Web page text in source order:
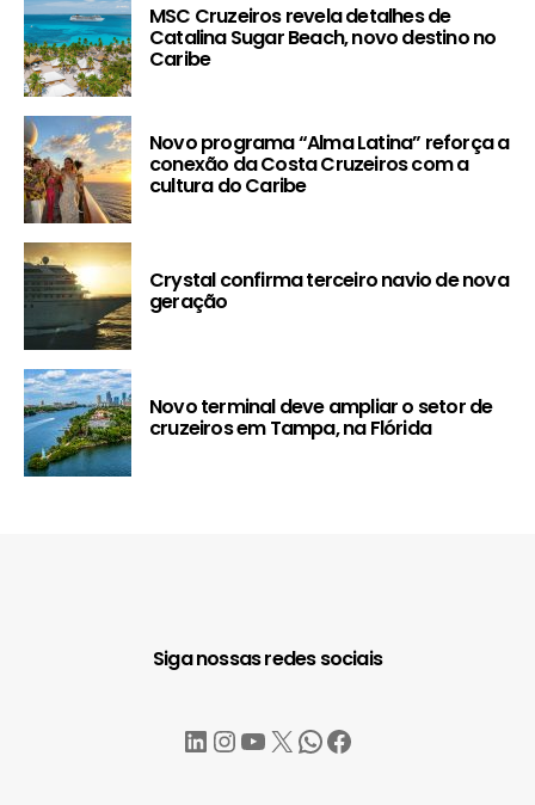
MSC Cruzeiros revela detalhes de
Catalina Sugar Beach, novo destino no
Caribe
Novo programa “Alma Latina” reforça a
conexão da Costa Cruzeiros com a
cultura do Caribe
Crystal confirma terceiro navio de nova
geração
Novo terminal deve ampliar o setor de
cruzeiros em Tampa, na Flórida
Siga nossas redes sociais
LinkedIn
Instagram
YouTube
X WhatsApp
Facebook